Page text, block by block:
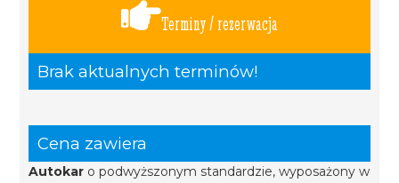
Terminy / rezerwacja
Brak aktualnych terminów!
Cena zawiera
Autokar o podwyższonym standardzie, wyposażony w